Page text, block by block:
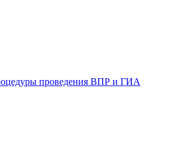
проведения ВПР и ГИА